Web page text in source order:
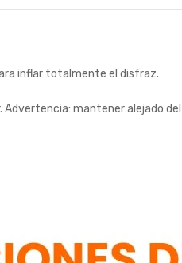
inflar totalmente el disfraz.
Advertencia: mantener alejado